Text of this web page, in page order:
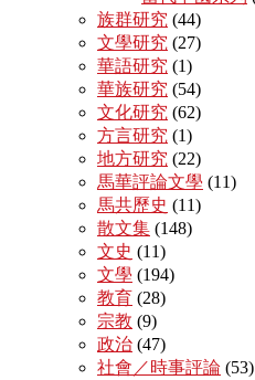
族群研究 (44)
文學研究 (27)
華語研究 (1)
華族研究 (54)
文化研究 (62)
方言研究 (1)
地方研究 (22)
馬華評論文學 (11)
馬共歷史 (11)
散文集 (148)
文史 (11)
文學 (194)
教育 (28)
宗教 (9)
政治 (47)
社會／時事評論 (53)